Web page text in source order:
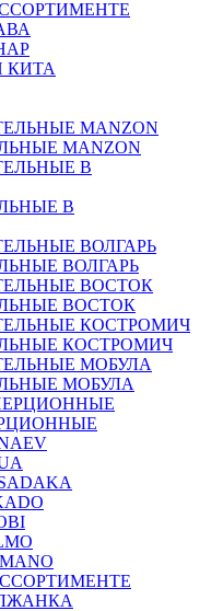
КИТА
MANZON
В
ВОЛГАРЬ
ВОСТОК
КОСТРОМИЧ
МОБУЛА